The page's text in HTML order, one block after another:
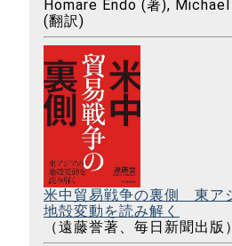
Homare Endo (著),
(翻訳)
米中貿易戦争の裏側 東ア
地殻変動を読み解く
（遠藤誉著、毎日新聞出版）